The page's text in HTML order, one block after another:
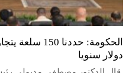
دولار سنويا